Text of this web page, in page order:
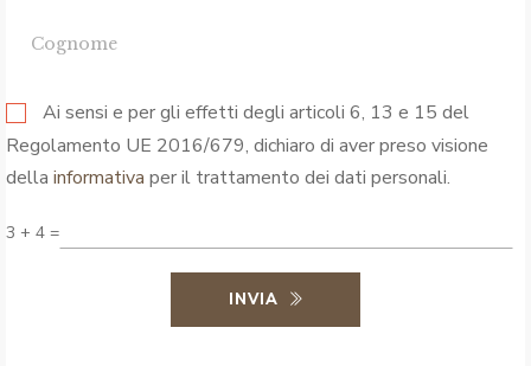
Ai sensi e per gli effetti degli articoli 6, 13 e 15 del
Regolamento UE 2016/679, dichiaro di aver preso visione
della informativa per il trattamento dei dati personali.
3 + 4 =
INVIA